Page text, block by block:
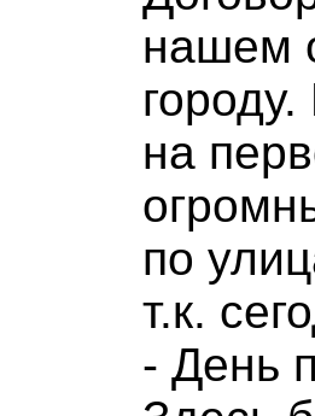
нашем
на
по
т.к.
- День